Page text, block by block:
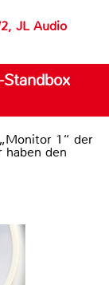
JL Audio
1“ der
den